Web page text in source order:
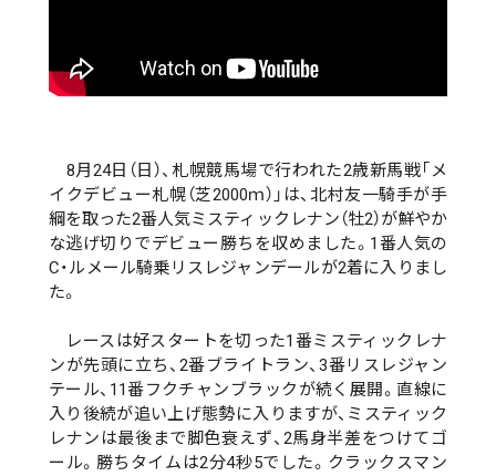
8月24日（日）、札幌競馬場で行われた2歳新馬戦「メ
イクデビュー札幌（芝2000ｍ）」は、北村友一騎手が手
綱を取った2番人気ミスティックレナン（牡2）が鮮やか
な逃げ切りでデビュー勝ちを収めました。1番人気の
C・ルメール騎乗リスレジャンデールが2着に入りまし
た。
レースは好スタートを切った1番ミスティックレナ
ンが先頭に立ち、2番ブライトラン、3番リスレジャン
テール、11番フクチャンブラックが続く展開。直線に
入り後続が追い上げ態勢に入りますが、ミスティック
レナンは最後まで脚色衰えず、2馬身半差をつけてゴ
ール。勝ちタイムは2分4秒5でした。クラックスマン